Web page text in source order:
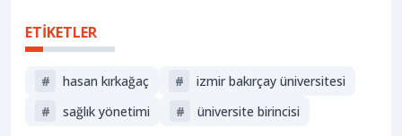
ETİKETLER
# hasan kırkağaç #
i̇zmir bakırçay üniversitesi
#
sağlık yönetimi # üniversite birincisi